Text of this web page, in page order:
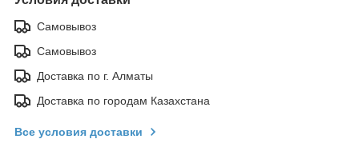
Самовывоз
Самовывоз
Доставка по г. Алматы
Доставка по городам Казахстана
Все условия доставки